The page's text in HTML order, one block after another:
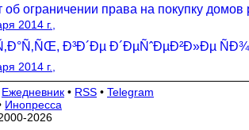
об ограничении права на покупку
2014 г.,
Ð³Ð´Ðµ Ð´ÐµÑˆÐµÐ²Ð»Ðµ
2014 г.,
Ежедневник • RSS • Telegram
Инопресса
2026